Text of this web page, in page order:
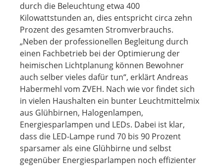
durch die Beleuchtung etwa 400
Kilowattstunden an, dies entspricht circa zehn
Prozent des gesamten Stromverbrauchs.
„Neben der professionellen Begleitung durch
einen Fachbetrieb bei der Optimierung der
heimischen Lichtplanung können Bewohner
auch selber vieles dafür tun“, erklärt Andreas
Habermehl vom ZVEH. Nach wie vor findet sich
in vielen Haushalten ein bunter Leuchtmittelmix
aus Glühbirnen, Halogenlampen,
Energiesparlampen und LEDs. Dabei ist klar,
dass die LED-Lampe rund 70 bis 90 Prozent
sparsamer als eine Glühbirne und selbst
gegenüber Energiesparlampen noch effizienter